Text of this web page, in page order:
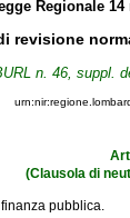
Regionale14
revisione
n. 46, suppl.
(Clausola di
pubblica.